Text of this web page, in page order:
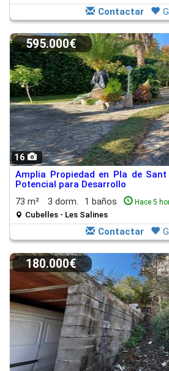
Contactar
16
595.000€
Amplia Propiedad en Pla de
Potencial para Desarrollo
73 m²
3 dorm. 1 baños Hace 5
Cubelles - Les Salines
Contactar
180.000€